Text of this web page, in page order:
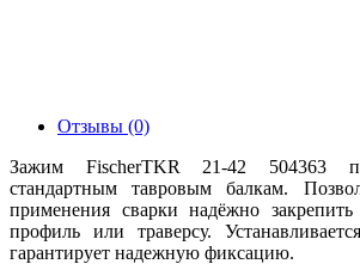
Отзывы (0)
Зажим FischerTKR 21-42 504363
стандартным тавровым балкам.
применения сварки надёжно
профиль или траверсу.
гарантирует надежную фиксацию.